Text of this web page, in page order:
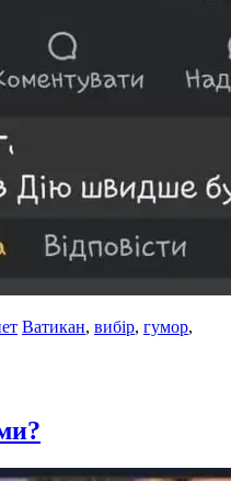
Ватикан, вибір, гумор,